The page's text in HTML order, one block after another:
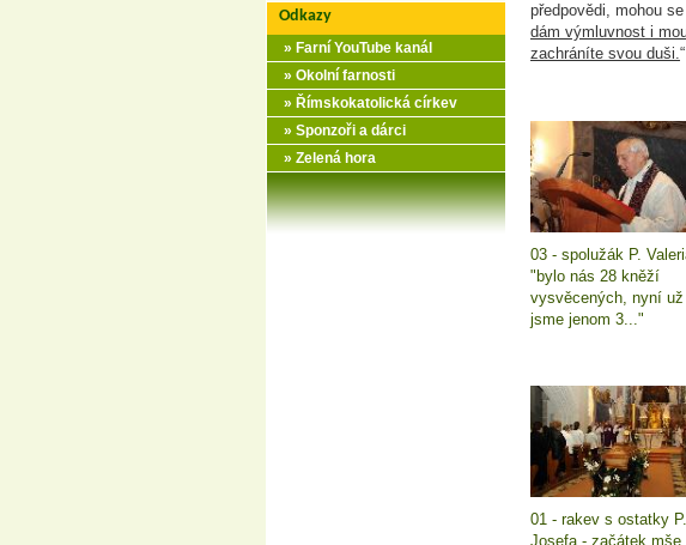
Odkazy
» Farní YouTube kanál
» Okolní farnosti
» Římskokatolická církev
» Sponzoři a dárci
» Zelená hora
předpovědi, mohou
dám výmluvnost i
zachráníte svou duši.“
03 - spolužák P.
"bylo nás 28 kněží
vysvěcených, nyní už
jsme jenom 3..."
01 - rakev s ostatky P.
Josefa - začátek mše